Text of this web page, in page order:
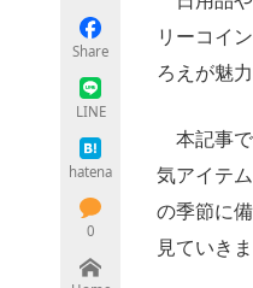
Share
LINE
hatena
0
リーコイ
ろえが魅力
本記事で
気アイテ
の季節に
見ていき